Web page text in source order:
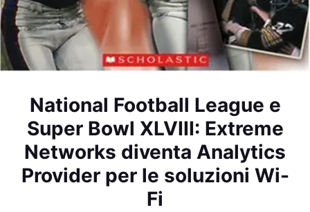
National Football League e
Super Bowl XLVIII: Extreme
Networks diventa Analytics
Provider per le soluzioni Wi-
Fi